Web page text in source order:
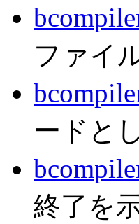
ファイ
ードと
終了を